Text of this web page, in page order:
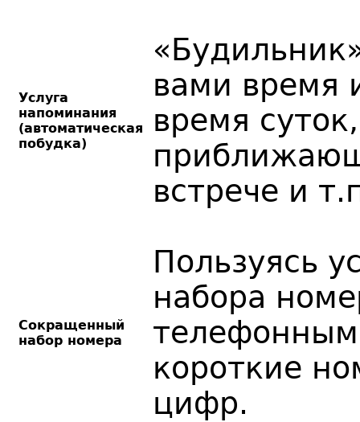
Услуга
напоминания
(автоматическая
побудка)
вами время
время
встрече и
Сокращенный
набор номера
Пользуясь
набора
короткие
цифр.